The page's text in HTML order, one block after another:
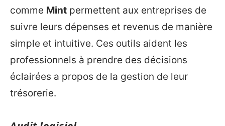
comme Mint permettent aux entreprises de
suivre leurs dépenses et revenus de manière
simple et intuitive. Ces outils aident les
professionnels à prendre des décisions
éclairées a propos de la gestion de leur
trésorerie.